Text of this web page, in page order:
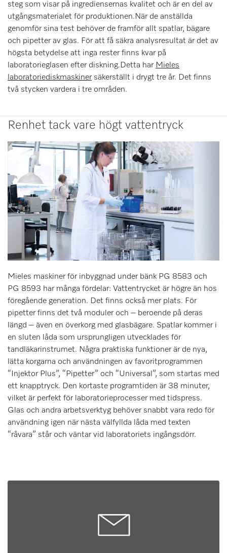
steg som visar på ingrediensernas kvalitet och är en del av
utgångsmaterialet för produktionen.När de anställda
genomför sina test behöver de framför allt spatlar, bägare
och pipetter av glas. För att få säkra analysresultat är det av
högsta betydelse att inga rester finns kvar på
laboratorieglasen efter diskning.Detta har Mieles
laboratoriediskmaskinersäkerställt i drygt tre år. Det finns
två stycken vardera i tre områden.
Renhet tack vare högt vattentryck
Mieles maskiner för inbyggnad under bänk PG 8583 och
PG 8593 har många fördelar: Vattentrycket är högre än hos
föregående generation. Det finns också mer plats. För
pipetter finns det två moduler och – beroende på deras
längd – även en överkorg med glasbägare. Spatlar kommer i
en sluten låda som ursprungligen utvecklades för
tandläkarinstrumet. Några praktiska funktioner är de nya,
lätta korgarna och användningen av favoritprogrammen
“Injektor Plus”, “Pipetter” och “Universal”, som startas med
ett knapptryck. Den kortaste programtiden är 38 minuter,
vilket är perfekt för laboratorieprocesser med tidspress.
Glas och andra arbetsverktyg behöver snabbt vara redo för
användning igen när nästa välfyllda låda med texten
“råvara” står och väntar vid laboratoriets ingångsdörr.